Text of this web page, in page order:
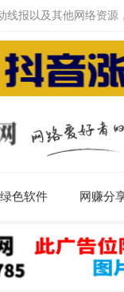
线报以及其他网络资
绿色软件 网赚分